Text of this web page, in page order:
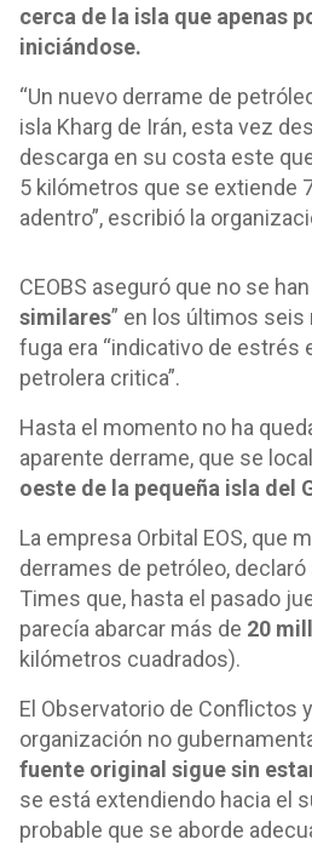
cerca de la isla que apenas
iniciándose.
“Un nuevo derrame de
isla Kharg de Irán, esta vez
descarga en su costa este
5 kilómetros que se extiende
adentro”, escribió la
CEOBS aseguró que no se
similares” en los últimos
fuga era “indicativo de estrés
petrolera critica”.
Hasta el momento no ha
aparente derrame, que se
oeste de la pequeña isla del
La empresa Orbital EOS, que
derrames de petróleo, declaró
Times que, hasta el pasado
parecía abarcar más de 20
kilómetros cuadrados).
El Observatorio de Conflictos
organización no
fuente original sigue sin
se está extendiendo hacia el
probable que se aborde